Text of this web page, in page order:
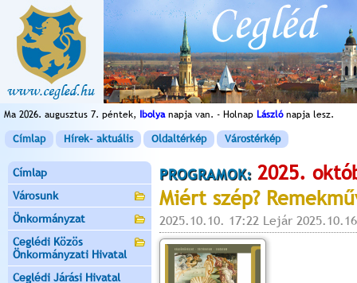
Ma 2026. augusztus 7. péntek, Ibolyanapja van. - Holnap Lászlónapja lesz.
Címlap Hírek- aktuális Oldaltérkép Várostérkép
Címlap
Városunk
Önkormányzat
Ceglédi Közös
Önkormányzati Hivatal
Ceglédi Járási Hivatal
PROGRAMOK: 2025.
Miért szép?
2025.10.10. 17:22 Lejár